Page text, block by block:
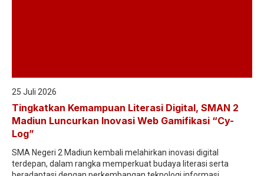
25 Juli 2026
Tingkatkan Kemampuan Literasi Digital, SMAN 2
Madiun Luncurkan Inovasi Web Gamifikasi “Cy-
Log”
SMA Negeri 2 Madiun kembali melahirkan inovasi digital
terdepan, dalam rangka memperkuat budaya literasi serta